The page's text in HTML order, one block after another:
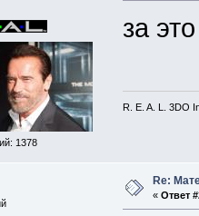
1378
за
R. E. A. L. 3DO
Re:
« Ответ